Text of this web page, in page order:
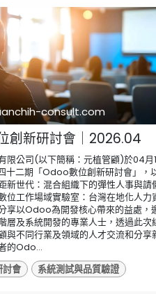
consult.com
創新研討會｜2026.04
限公司(以下簡稱：元植管顧)於04月
十二期「Odoo數位創新研討會」，
新世代：混合組織下的彈性人事與請
位工作場域實驗室：台灣在地化人力
享以Odoo為開發核心帶來的益處，
層及系統開發的專業人士，透過此次
與不同行業及領域的人才交流和分享
的Odo...
討會 系統測試與品質驗證